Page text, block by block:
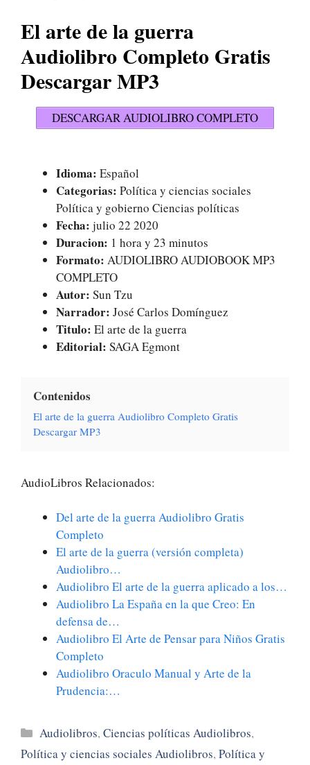
El arte de la guerra
Audiolibro Completo Gratis
Descargar MP3
DESCARGAR AUDIOLIBRO COMPLETO
Idioma: Español
Categorias: Política y ciencias sociales
Política y gobierno Ciencias políticas
Fecha: julio 22 2020
Duracion: 1 hora y 23 minutos
Formato: AUDIOLIBRO AUDIOBOOK MP3
COMPLETO
Autor: Sun Tzu
Narrador: José Carlos Domínguez
Titulo: El arte de la guerra
Editorial: SAGA Egmont
Contenidos
El arte de la guerra Audiolibro Completo Gratis
Descargar MP3
AudioLibros Relacionados:
Del arte de la guerra Audiolibro Gratis
Completo
El arte de la guerra (versión completa)
Audiolibro…
Audiolibro El arte de la guerra aplicado a los…
Audiolibro La España en la que Creo: En
defensa de…
Audiolibro El Arte de Pensar para Niños Gratis
Completo
Audiolibro Oraculo Manual y Arte de la
Prudencia:…
Categorías
Audiolibros,Ciencias políticas Audiolibros,
Política y ciencias sociales Audiolibros,Política y